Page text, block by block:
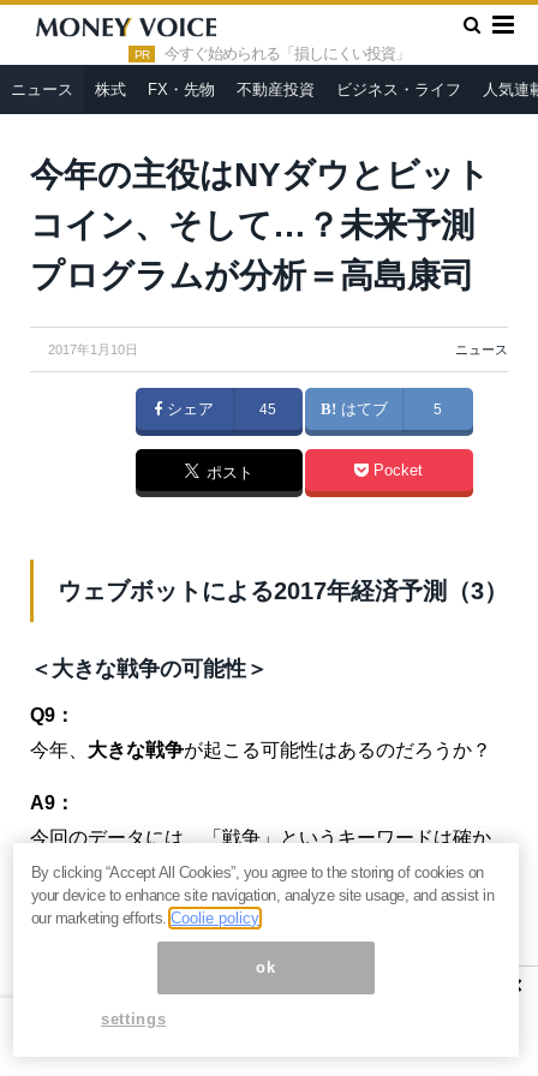
PR 今すぐ始められる「損しにくい投資」
ニュース 株式 FX・先物 不動産投資 ビジネス・ライフ 人気連
HOME » ニュース »
今年の主役はNYダウとビットコイン、そ
して…？未来予測プログラムが分析＝高島康司
今年の主役はNYダウとビット
コイン、そして…？未来予測
プログラムが分析＝高島康司
2017年1月10日 ニュース
シェア 45 はてブ 5
ポスト Pocket
ウェブボットによる2017年経済予測（3）
＜大きな戦争の可能性＞
Q9：
今年、 大きな戦争が起こる可能性はあるのだろうか？
A9：
今回のデータには、「戦争」というキーワードは確か
に存在している。しかしこれは、異なった支配勢力の
間の抗争 のことだ。これは実に激しい戦いとなる。
ロシアが核戦争の引き金を引いたり、アメリカが戦争
を仕掛けたりするようなデータは一切存在していな
。ウェブボットのデータから見ると、2017年や2018
×
By clicking “Accept All Cookies”, you agree to the storing of cookies on
your device to enhance site navigation, analyze site usage, and assist in
our marketing efforts.Coolie policy
ok
settings